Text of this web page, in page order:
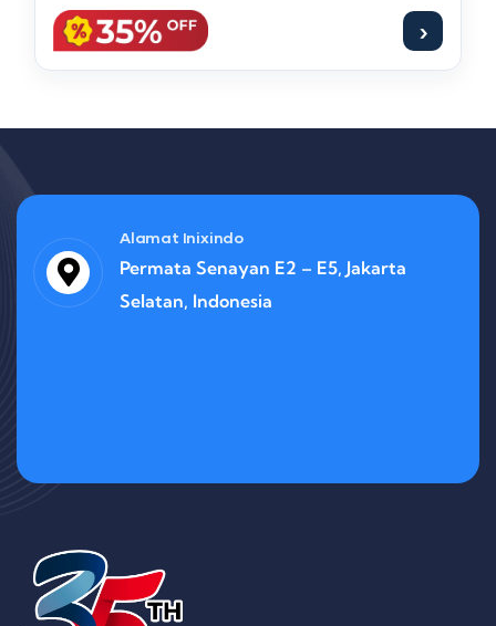
›
Alamat Inixindo
Permata Senayan E2 – E5, Jakarta
Selatan, Indonesia